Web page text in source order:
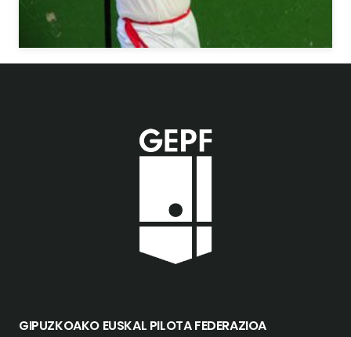
GIPUZKOAKO EUSKAL PILOTA FEDERAZIOA